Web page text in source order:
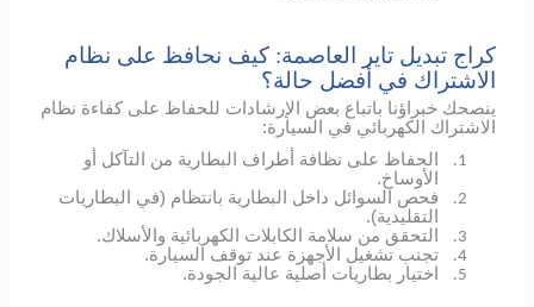
كراج تبديل تاير العاصمة: كيف نحافظ على نظام
الاشتراك في أفضل حالة؟
ينصحك خبراؤنا باتباع بعض الإرشادات للحفاظ على كفاءة نظام
الاشتراك الكهربائي في السيارة:
1.
الحفاظ على نظافة أطراف البطارية من التآكل أو
الأوساخ.
2.
فحص السوائل داخل البطارية بانتظام (في البطاريات
التقليدية).
3. التحقق من سلامة الكابلات الكهربائية والأسلاك.
4. تجنب تشغيل الأجهزة عند توقف السيارة.
5. اختيار بطاريات أصلية عالية الجودة.